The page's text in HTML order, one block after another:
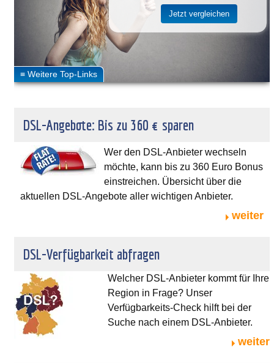
DSL-Angebote: Bis zu 360 € sparen
Wer den DSL-Anbieter wechseln
möchte, kann bis zu 360 Euro Bonus
einstreichen. Übersicht über die
aktuellen DSL-Angebote aller wichtigen Anbieter.
weiter
DSL-Verfügbarkeit abfragen
Welcher DSL-Anbieter kommt für Ihre
Region in Frage? Unser
Verfügbarkeits-Check hilft bei der
Suche nach einem DSL-Anbieter.
weiter